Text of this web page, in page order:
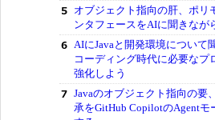
オブジェクト指向の肝、ポリ
ンタフェースをAIに聞きなが
AIにJavaと開発環境につい
コーディング時代に必要なプ
強化しよう
Javaのオブジェクト指向の要
承をGitHub CopilotのAgentモ